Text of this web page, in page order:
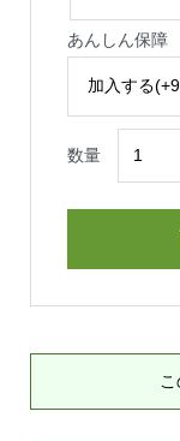
あんしん保障
数量